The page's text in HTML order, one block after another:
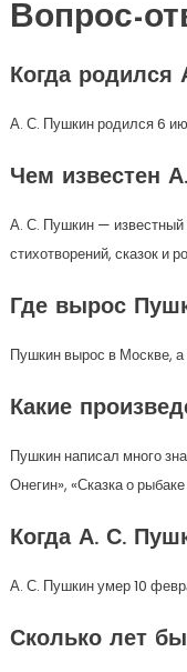
Вопрос-
Когда родился
А. С. Пушкин родился 6
Чем известен
А. С. Пушкин — известный
стихотворений, сказок и
Где вырос
Пушкин вырос в Москве, а
Какие
Пушкин написал много
Онегин», «Сказка о
Когда А. С.
А. С. Пушкин умер 10
Сколько лет